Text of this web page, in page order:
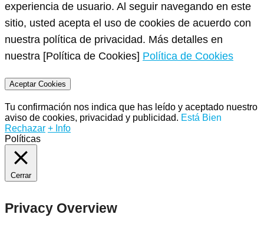
experiencia de usuario. Al seguir navegando en este
sitio, usted acepta el uso de cookies de acuerdo con
nuestra política de privacidad. Más detalles en
nuestra [Política de Cookies] Política de Cookies
Aceptar Cookies
Tu confirmación nos indica que has leído y aceptado nuestro
aviso de cookies, privacidad y publicidad. Está Bien
Rechazar + Info
Políticas
Cerrar
Privacy Overview